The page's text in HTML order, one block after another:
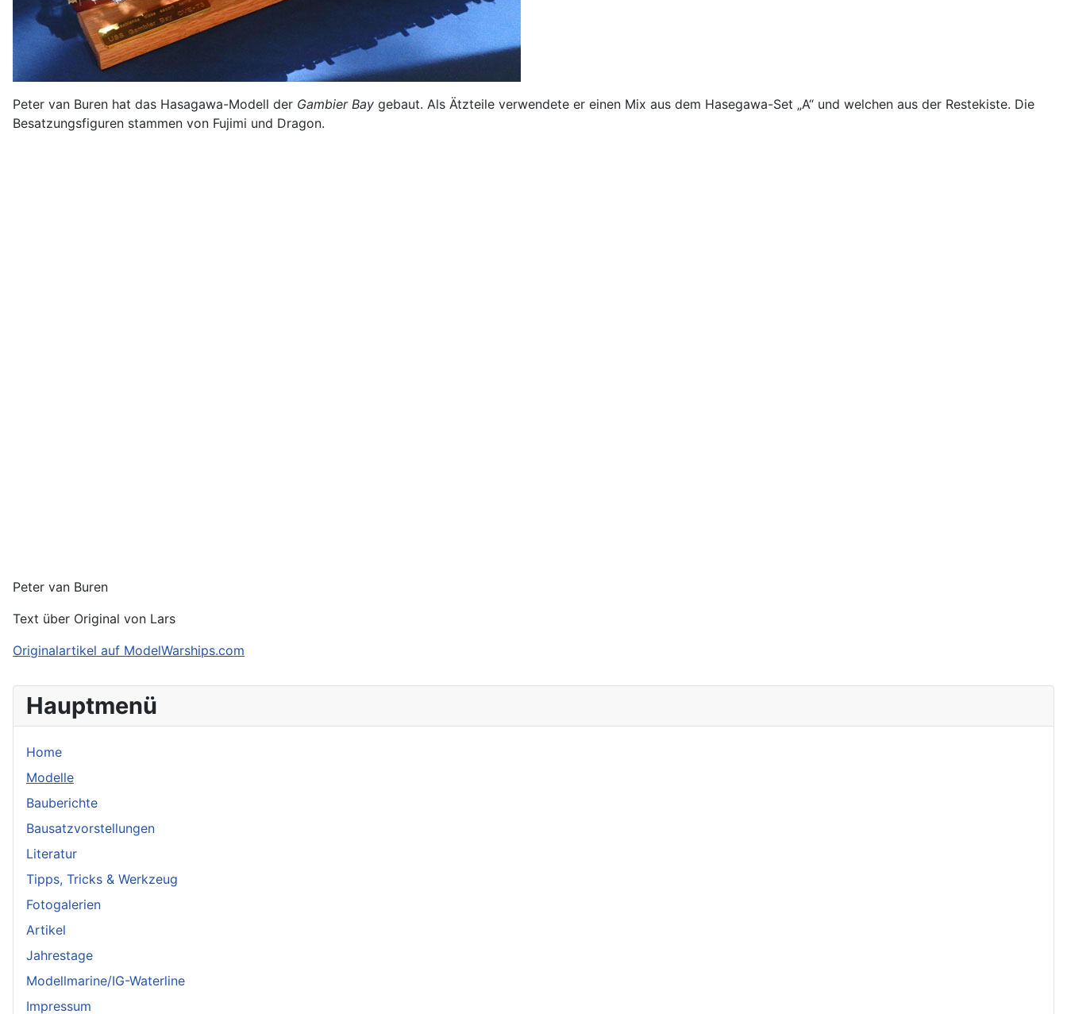
Hauptmenü
Home
Modelle
Bauberichte
Bausatzvorstellungen
Literatur
Tipps, Tricks & Werkzeug
Fotogalerien
Artikel
Jahrestage
Modellmarine/IG-Waterline
Impressum
Peter van Buren hat das Hasagawa-Modell der Gambier Bay gebaut. Als Ätzteile verwendete er einen Mix aus dem Hasegawa-Set „A“ und welchen aus der Restekiste. Die
Besatzungsfiguren stammen von Fujimi und Dragon.
Peter van Buren
Text über Original von Lars
Originalartikel auf ModelWarships.com